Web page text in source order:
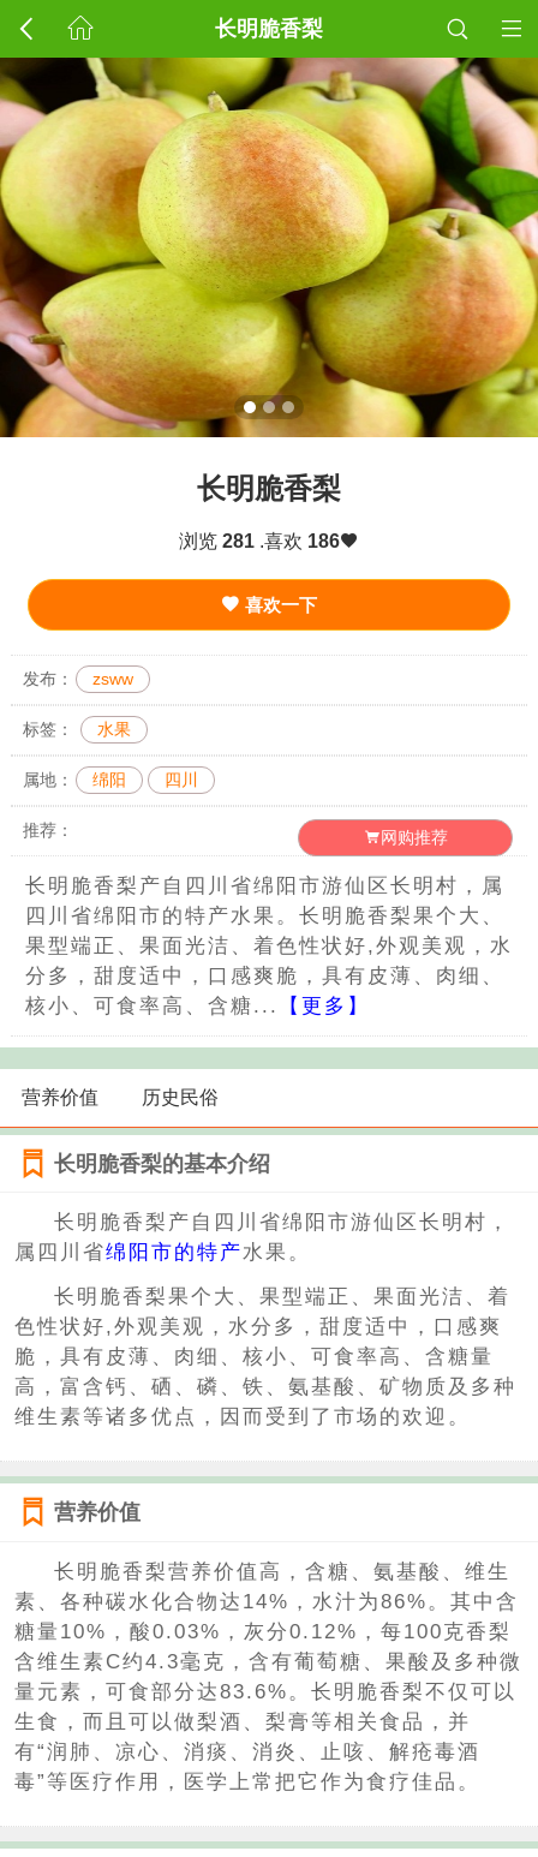
长明脆香梨
长明脆香梨
浏览 281 .喜欢 186
喜欢一下
发布： zsww
标签： 水果
属地： 绵阳 四川
推荐： 网购推荐
长明脆香梨产自四川省绵阳市游仙区长明村，属
四川省绵阳市的特产水果。长明脆香梨果个大、
果型端正、果面光洁、着色性状好,外观美观，水
分多，甜度适中，口感爽脆，具有皮薄、肉细、
核小、可食率高、含糖...
【更多】
营养价值 历史民俗
长明脆香梨的基本介绍
长明脆香梨产自四川省绵阳市游仙区长明村，
属四川省绵阳市的特产水果。
长明脆香梨果个大、果型端正、果面光洁、着
色性状好,外观美观，水分多，甜度适中，口感爽
脆，具有皮薄、肉细、核小、可食率高、含糖量
高，富含钙、硒、磷、铁、氨基酸、矿物质及多种
维生素等诸多优点，因而受到了市场的欢迎。
营养价值
长明脆香梨营养价值高，含糖、氨基酸、维生
素、各种碳水化合物达14%，水汁为86%。其中含
糖量10%，酸0.03%，灰分0.12%，每100克香梨
含维生素C约4.3毫克，含有葡萄糖、果酸及多种微
量元素，可食部分达83.6%。长明脆香梨不仅可以
生食，而且可以做梨酒、梨膏等相关食品，并
有“润肺、凉心、消痰、消炎、止咳、解疮毒酒
毒”等医疗作用，医学上常把它作为食疗佳品。